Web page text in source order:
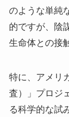
のような単純
的ですが、陰
生命体との接
特に、アメリ
査）」プロジ
る科学的な試